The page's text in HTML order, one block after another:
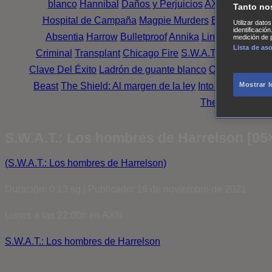
blanco Hannibal Daños y Perjuicios AXN Masters
Hospital de Campaña Magpie Murders Blindspot
Absentia Harrow Bulletproof Annika Lincoln
Criminal Transplant Chicago Fire S.W.A.T.: Los
Clave Del Éxito Ladrón de guante blanco Outsiders
Beast The Shield: Al margen de la ley Into the Dark
The Oath
(S.W.A.T.: Los hombres de Harrelson)
S.W.A.T.: Los hombres de Harrelson
Tanto
Utilizar
medición de
Lista de
Mostrar